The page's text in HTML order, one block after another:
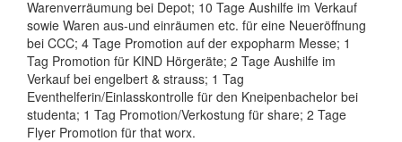
Warenverräumung bei Depot; 10 Tage Aushilfe im Verkauf
sowie Waren aus-und einräumen etc. für eine Neueröffnung
bei CCC; 4 Tage Promotion auf der expopharm Messe; 1
Tag Promotion für KIND Hörgeräte; 2 Tage Aushilfe im
Verkauf bei engelbert & strauss; 1 Tag
Eventhelferin/Einlasskontrolle für den Kneipenbachelor bei
studenta; 1 Tag Promotion/Verkostung für share; 2 Tage
Flyer Promotion für that worx.